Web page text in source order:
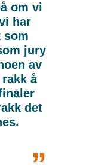
om vi
har
som
jury
av
å
det
„